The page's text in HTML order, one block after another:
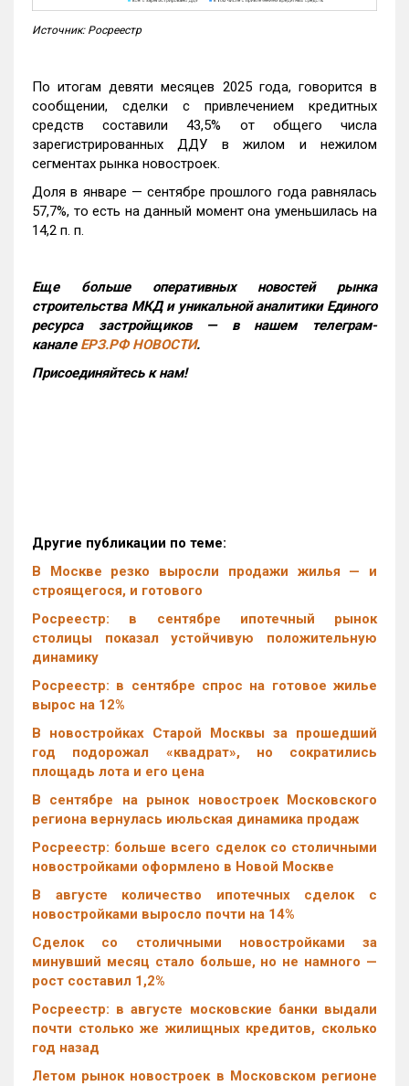
Источник: Росреестр
По итогам девяти месяцев 2025 года, говорится в
сообщении, сделки с привлечением кредитных
средств составили 43,5% от общего числа
зарегистрированных ДДУ в жилом и нежилом
сегментах рынка новостроек.
Доля в январе — сентябре прошлого года равнялась
57,7%, то есть на данный момент она уменьшилась на
14,2 п. п.
Еще больше оперативных новостей рынка
строительства МКД и уникальной аналитики Единого
ресурса застройщиков — в нашем телеграм-
канале ЕРЗ.РФ НОВОСТИ.
Присоединяйтесь к нам!
Другие публикации по теме:
В Москве резко выросли продажи жилья — и
строящегося, и готового
Росреестр: в сентябре ипотечный рынок
столицы показал устойчивую положительную
динамику
Росреестр: в сентябре спрос на готовое жилье
вырос на 12%
В новостройках Старой Москвы за прошедший
год подорожал «квадрат», но сократились
площадь лота и его цена
В сентябре на рынок новостроек Московского
региона вернулась июльская динамика продаж
Росреестр: больше всего сделок со столичными
новостройками оформлено в Новой Москве
В августе количество ипотечных сделок с
новостройками выросло почти на 14%
Cделок со столичными новостройками за
минувший месяц стало больше, но не намного —
рост составил 1,2%
Росреестр: в августе московские банки выдали
почти столько же жилищных кредитов, сколько
год назад
Летом рынок новостроек в Московском регионе